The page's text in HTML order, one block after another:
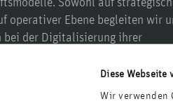
Diese Webseite
Wir verwenden
operativer Ebene begleiten wir
bei der Digitalisierung ihrer
sowie bei einer
Dabei greifen wir auf die